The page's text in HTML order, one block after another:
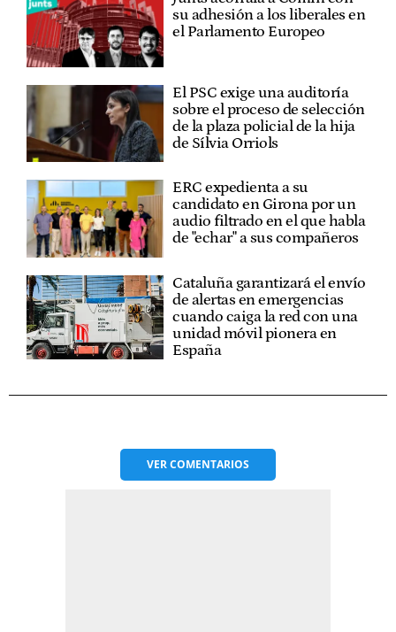
su adhesión a los liberales en
el Parlamento Europeo
El PSC exige una auditoría
sobre el proceso de selección
de la plaza policial de la hija
de Sílvia Orriols
ERC expedienta a su
candidato en Girona por un
audio filtrado en el que habla
de "echar" a sus compañeros
Cataluña garantizará el envío
de alertas en emergencias
cuando caiga la red con una
unidad móvil pionera en
España
VERCOMENTARIOS